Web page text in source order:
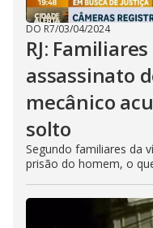
DO R7/03/04/2024
RJ:
assassinato
mecânico
solto
Segundo familiares da
prisão do homem, o